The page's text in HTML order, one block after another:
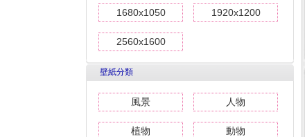
1680x1050 1920x1200
2560x1600
壁紙分類
風景 人物
植物 動物